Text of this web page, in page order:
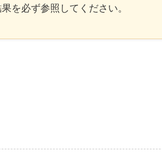
を必ず参照してください。